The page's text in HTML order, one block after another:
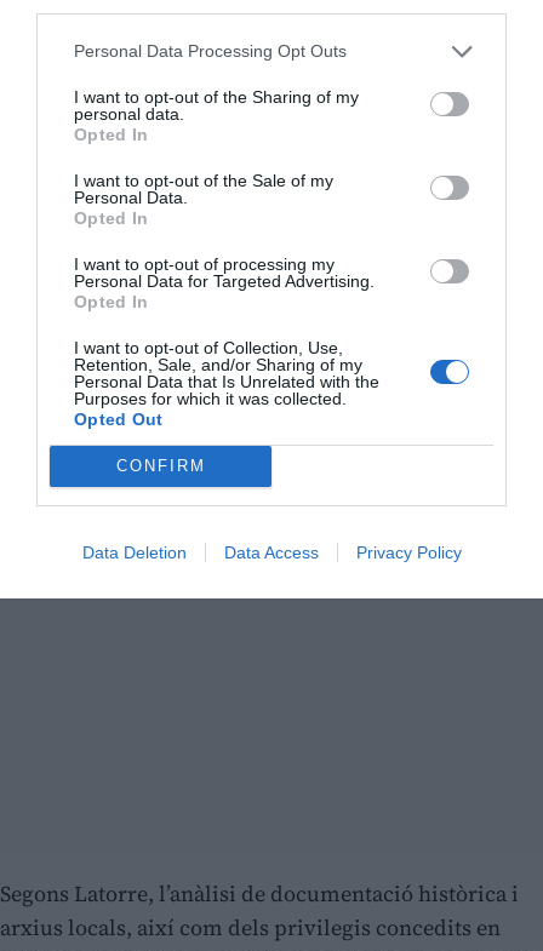
Personal Data Processing Opt Outs
I want to opt-out of the Sharing of my
personal data.
Opted In
I want to opt-out of the Sale of my
Personal Data.
Opted In
I want to opt-out of processing my
Personal Data for Targeted Advertising.
Opted In
I want to opt-out of Collection, Use,
Retention, Sale, and/or Sharing of my
Personal Data that Is Unrelated with the
Purposes for which it was collected.
Opted Out
CONFIRM
Data Deletion Data Access Privacy Policy
Gavara, amb l’objectiu de recuperar la simbologia
original vinculada a la famíliaCentelles
, antics
senyors feudals del municipi.
Segons Latorre, l’anàlisi de documentació històrica i
arxius locals, així com dels privilegis concedits en